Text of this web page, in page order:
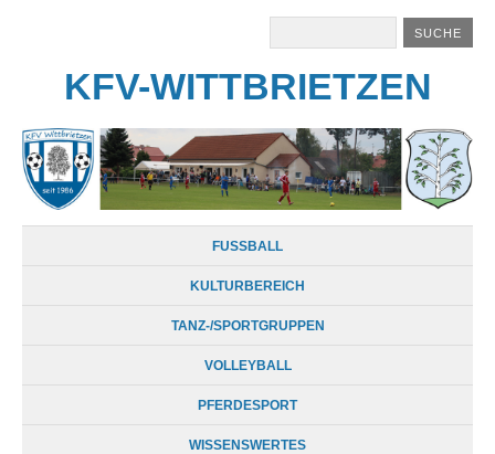
KFV-WITTBRIETZEN
FUSSBALL
KULTURBEREICH
TANZ-/SPORTGRUPPEN
VOLLEYBALL
PFERDESPORT
WISSENSWERTES